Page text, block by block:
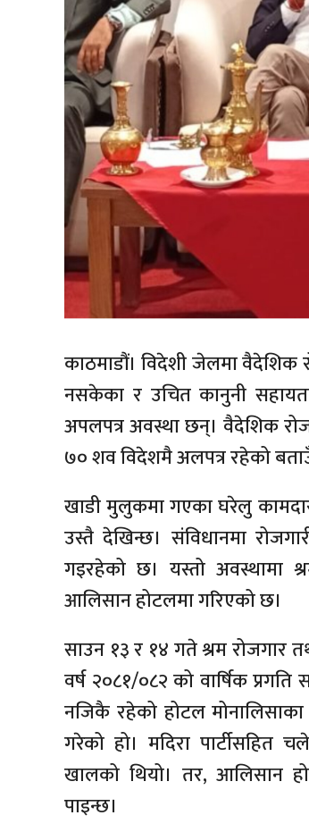
काठमाडौं। विदेशी जेलमा वैदेशिक
नसकेका र उचित कानुनी
अपलपत्र अवस्था छन्। वैदेशिक
७० शव विदेशमै अलपत्र रहेको
खाडी मुलुकमा गएका घरेलु
उस्तै देखिन्छ। संविधानमा
गइरहेको छ। यस्तो अवस्थामा
आलिसान होटलमा गरिएको छ।
साउन १३ र १४ गते श्रम रोजगार
वर्ष २०८१/०८२ को वार्षिक प्रगति
नजिकै रहेको होटल मोनालिसाका
गरेको हो। मदिरा पार्टीसहित
खालको थियो। तर, आलिसान
पाइन्छ।